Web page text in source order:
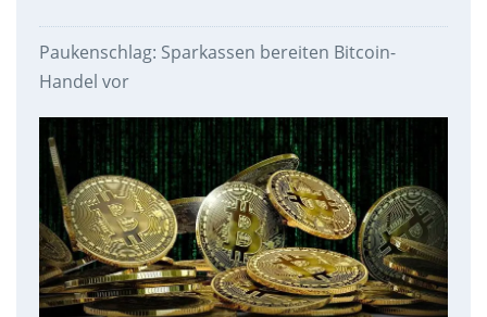
Paukenschlag: Sparkassen bereiten Bitcoin-
Handel vor